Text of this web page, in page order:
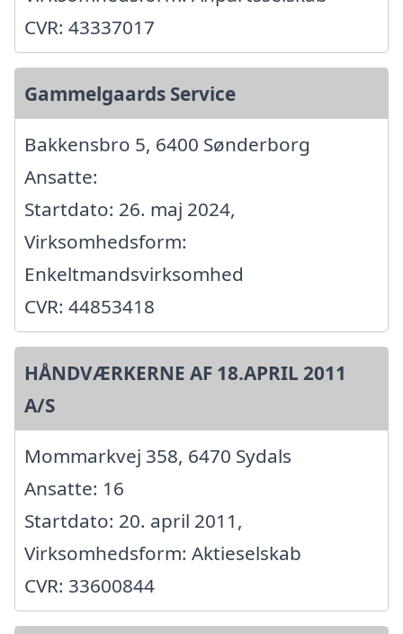
CVR: 43337017
Gammelgaards Service
Bakkensbro 5, 6400 Sønderborg
Ansatte:
Startdato: 26. maj 2024,
Virksomhedsform:
Enkeltmandsvirksomhed
CVR: 44853418
HÅNDVÆRKERNE AF 18.APRIL 2011
A/S
Mommarkvej 358, 6470 Sydals
Ansatte: 16
Startdato: 20. april 2011,
Virksomhedsform: Aktieselskab
CVR: 33600844